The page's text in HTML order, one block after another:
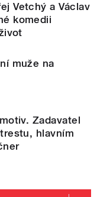
Vetchý a Václav
komedii
muže na
Zadavatel
hlavním